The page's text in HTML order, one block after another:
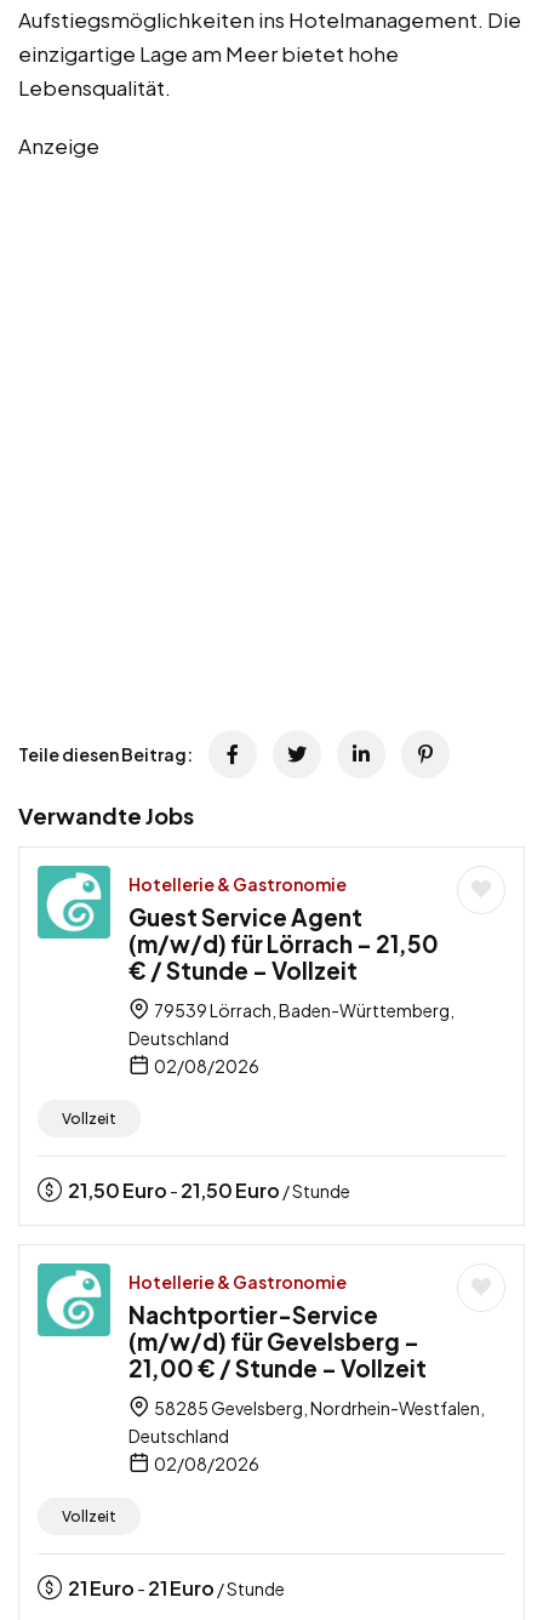
Aufstiegsmöglichkeiten ins Hotelmanagement. Die
einzigartige Lage am Meer bietet hohe
Lebensqualität.
Anzeige
Teile diesen Beitrag:
Verwandte Jobs
Hotellerie & Gastronomie
Guest Service Agent
(m/w/d) für Lörrach – 21,50
€ / Stunde – Vollzeit
79539 Lörrach, Baden-Württemberg,
Deutschland
02/08/2026
Vollzeit
21,50Euro - 21,50Euro / Stunde
Hotellerie & Gastronomie
Nachtportier-Service
(m/w/d) für Gevelsberg –
21,00 € / Stunde – Vollzeit
58285 Gevelsberg, Nordrhein-Westfalen,
Deutschland
02/08/2026
Vollzeit
21Euro - 21Euro / Stunde